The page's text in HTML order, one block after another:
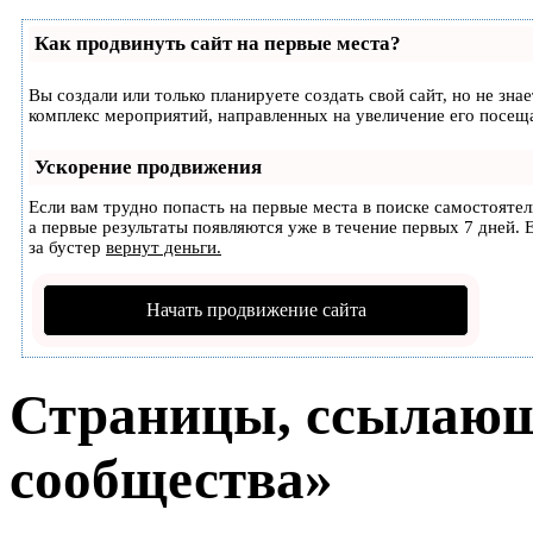
Как продвинуть сайт на первые места?
Вы создали или только планируете создать свой сайт, но не
комплекс мероприятий, направленных на увеличение его
Ускорение продвижения
Если вам трудно попасть на первые места в поиске
а первые результаты появляются уже в течение первых 7
за бустер вернут деньги.
Начать продвижение сайта
Страницы,
сообщества»